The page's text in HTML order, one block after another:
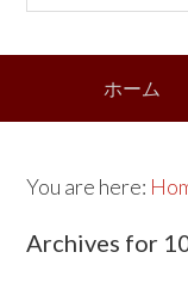
i
navigation
ホーム
You are here:
Archives for